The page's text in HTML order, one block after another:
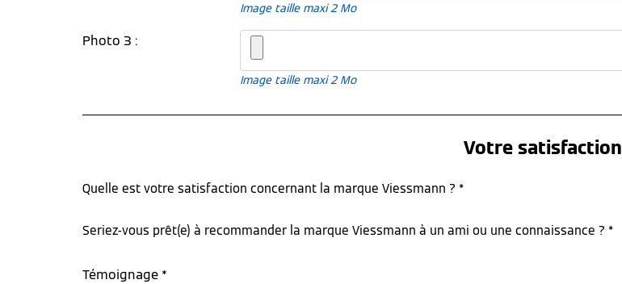
Image taille maxi 2 Mo
Photo 3 :
Image taille maxi 2 Mo
Votre satisfaction
Quelle est votre satisfaction concernant la marque Viessmann ? *
Seriez-vous prêt(e) à recommander la marque Viessmann à un ami ou une connaissance ? *
Témoignage *